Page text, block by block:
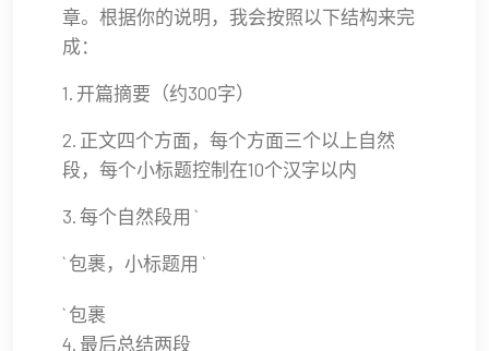
章。根据你的说明，我会按照以下结构来完
成：
1. 开篇摘要（约300字）
2. 正文四个方面，每个方面三个以上自然
段，每个小标题控制在10个汉字以内
3. 每个自然段用 `
` 包裹，小标题用 `
` 包裹
4. 最后总结两段